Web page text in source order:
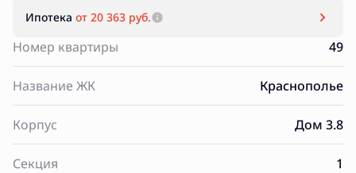
Ипотека от 20 363 руб.
Номер квартиры 49
Название ЖК Краснополье
Корпус Дом 3.8
Секция 1